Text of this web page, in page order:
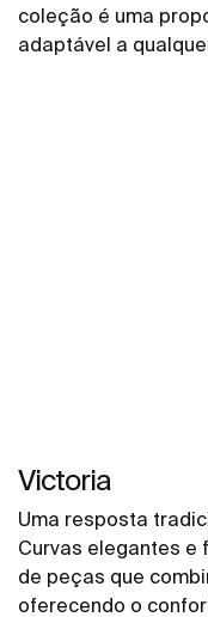
coleção é uma
adaptável a
Victoria
Uma resposta
Curvas elegantes e
de peças que
oferecendo o